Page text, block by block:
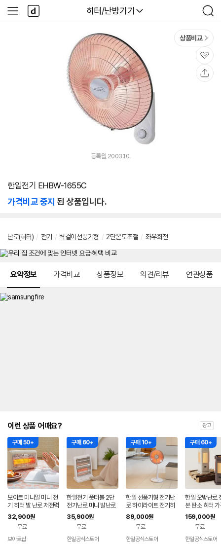
다나와
히터/난방기기
검
색
사
이
다
나
와
상품비교
관
심
등록월 2003.10.
한일전기 EHBW-1655C
가격비교 중지 된 상품입니다.
난로(히터) / 전기 / 벽걸이선풍기형 / 2단온도조절 / 좌우회전
요약정보 가격비교 상품정보 의견/리뷰 연관상품
이런 상품 어때요? 광고
구매 50+
보아르 미니멀 미니 전
기 히터 발 난로 저전력
400W 캠핑 사무실
가정용 3중 안전장치
32,900원
무료
보아르샵
구매 60+
한일전기 풋터블 2단
전기난로 미니 발난로
스토브 전기히터
35,900원
무료
한일공식스토어
구매 10+
한일 선풍기형 전기난
로 하이라이트 전기히
터 스토브 가정용 사무
실 스탠드히터 신제품
89,000원
무료
한일공식스토어
구매 60+
한일 오방난로
본 탄소 히터
무실 거실 난방
난로
159,000원
무료
한일공식스토어